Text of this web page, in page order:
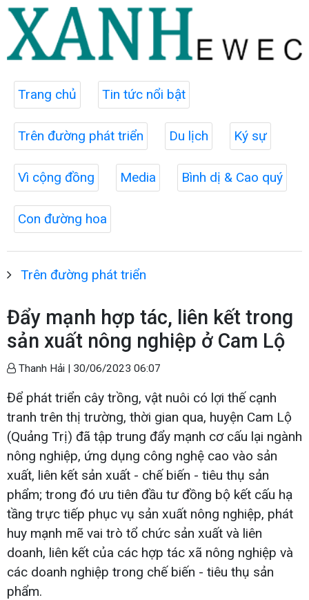
Trang chủ Tin tức nổi bật
Trên đường phát triển Du lịch Ký sự
Vì cộng đồng Media Bình dị & Cao quý
Con đường hoa
Trên đường phát triển
Đẩy mạnh hợp tác, liên kết trong
sản xuất nông nghiệp ở Cam Lộ
Thanh Hải | 30/06/2023 06:07
Để phát triển cây trồng, vật nuôi có lợi thế cạnh
tranh trên thị trường, thời gian qua, huyện Cam Lộ
(Quảng Trị) đã tập trung đẩy mạnh cơ cấu lại ngành
nông nghiệp, ứng dụng công nghệ cao vào sản
xuất, liên kết sản xuất - chế biến - tiêu thụ sản
phẩm; trong đó ưu tiên đầu tư đồng bộ kết cấu hạ
tầng trực tiếp phục vụ sản xuất nông nghiệp, phát
huy mạnh mẽ vai trò tổ chức sản xuất và liên
doanh, liên kết của các hợp tác xã nông nghiệp và
các doanh nghiệp trong chế biến - tiêu thụ sản
phẩm.